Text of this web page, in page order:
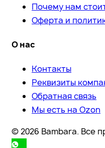
Почему нам
Оферта и
О нас
Контакты
Реквизиты
Обратная связь
Мы есть на Ozon
© 2026 Bambara. Все